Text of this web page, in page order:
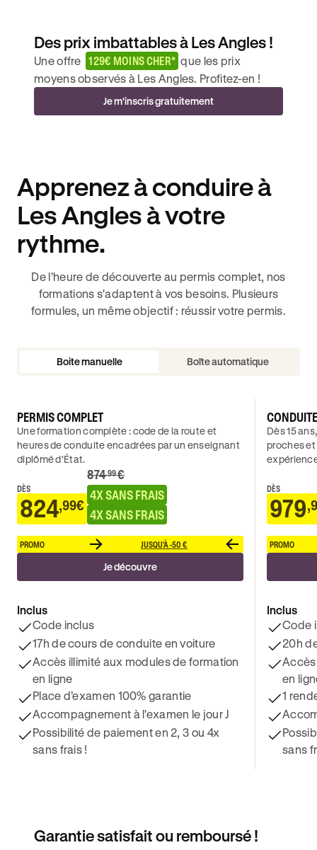
Des prix imbattables à Les Angles !
Une offre 129€ MOINS CHER* que les prix
moyens observés à Les Angles. Profitez-en !
Je m'inscris gratuitement
Apprenez à conduire à
Les Angles à votre
rythme.
De l’heure de découverte au permis complet, nos
formations s'adaptent à vos besoins. Plusieurs
formules, un même objectif : réussir votre permis.
Boite manuelle Boîte automatique
PERMIS COMPLET
Une formation complète : code de la route et
heures de conduite encadrées par un enseignant
diplômé d’État.
DÈS
824,99€
874 .99€
4X SANS FRAIS
4X SANS FRAIS
PROMO JUSQU'À -50 €
Je découvre
Inclus
Code inclus
17h de cours de conduite en voiture
Accès illimité aux modules de formation
en ligne
Place d’examen 100% garantie
Accompagnement à l'examen le jour J
Possibilité de paiement en 2, 3 ou 4x
sans frais !
Dès 15
proches
DÈS
979
PROMO
Inclus
Code
20h
en
1
sans
Garantie satisfait ou remboursé !